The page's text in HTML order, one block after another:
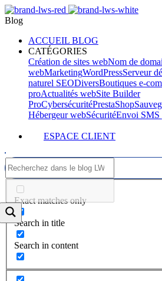
Blog
ACCUEIL BLOG
CATÉGORIES
Création de sites webNom de
webMarketingWordPressServeur
naturel SEODiversBoutiques e-
proActualités webSite Builder
ProCybersécuritéPrestaShop
Hébergeur webSécuritéEnvoi SMS
ESPACE CLIENT
Exact matches only
Search in title
Search in content